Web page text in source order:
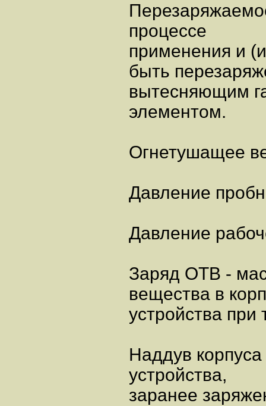
процессе
применения и
быть
вытесняющим
элементом.
Огнетушащее
Давление
Давление
Заряд ОТВ -
вещества в
устройства
Наддув
устройства,
заранее